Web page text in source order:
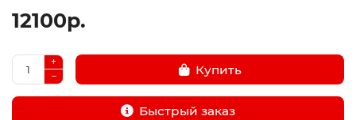
12100р.
Купить
Быстрый заказ